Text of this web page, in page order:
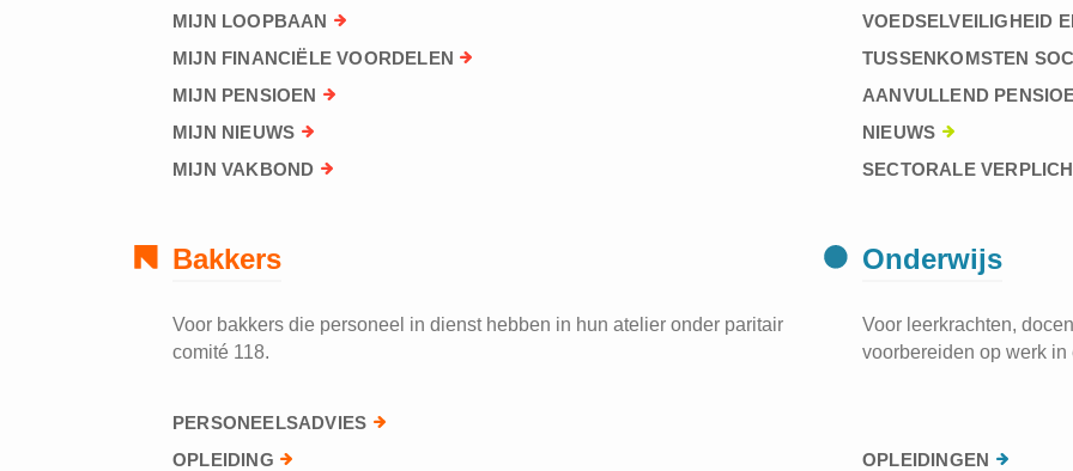
MIJN LOOPBAAN
MIJN FINANCIËLE VOORDELEN
MIJN PENSIOEN
MIJN NIEUWS
MIJN VAKBOND
VOEDSELVEILIGHEID
TUSSENKOMSTEN
AANVULLEND
NIEUWS
SECTORALE
Bakkers
Voor bakkers die personeel in dienst hebben in hun atelier onder paritair
comité 118.
PERSONEELSADVIES
OPLEIDING
Onderwijs
Voor leerkrachten,
voorbereiden op werk
OPLEIDINGEN